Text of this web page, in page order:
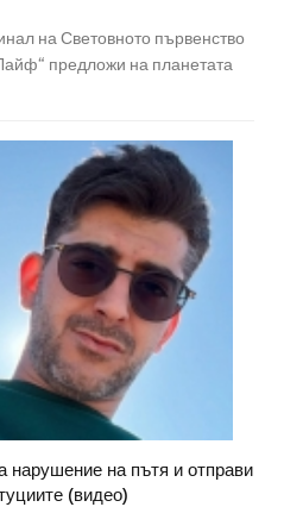
на Световното първенство
предложи на планетата
нарушение на пътя и отправи
(видео)